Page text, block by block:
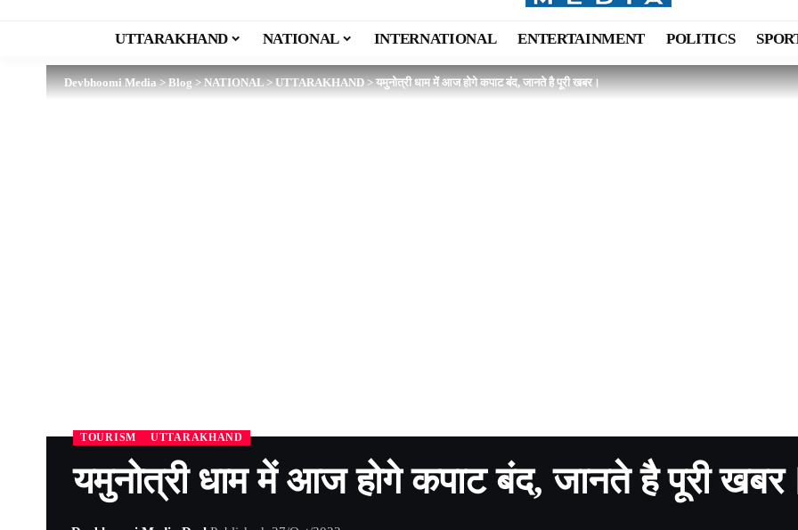
UTTARAKHAND NATIONAL INTERNATIONAL ENTERTAINMENT POLITICS
Devbhoomi Media>Blog>NATIONAL>UTTARAKHAND>यमुनोत्री धाम में आज होगे कपाट बंद, जानते है पूरी खबर।
TOURISM UTTARAKHAND
यमुनोत्री धाम में आज होगे कपाट बंद, जानते है पूरी